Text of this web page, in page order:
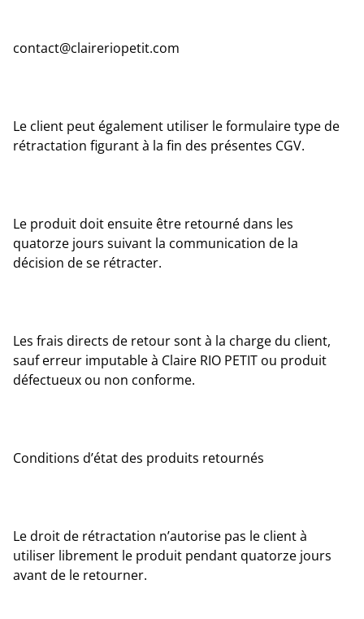
contact@claireriopetit.com
Le client peut également utiliser le formulaire type de
rétractation figurant à la fin des présentes CGV.
Le produit doit ensuite être retourné dans les
quatorze jours suivant la communication de la
décision de se rétracter.
Les frais directs de retour sont à la charge du client,
sauf erreur imputable à Claire RIO PETIT ou produit
défectueux ou non conforme.
Conditions d’état des produits retournés
Le droit de rétractation n’autorise pas le client à
utiliser librement le produit pendant quatorze jours
avant de le retourner.